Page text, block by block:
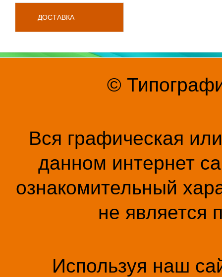
ДОСТАВКА
©
Вся графическая
данном интернет
ознакомительный
не является
Используя наш